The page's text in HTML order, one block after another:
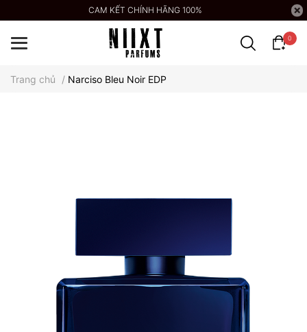
CAM KẾT CHÍNH HÃNG 100%
0
Trang chủ / Narciso Bleu Noir EDP